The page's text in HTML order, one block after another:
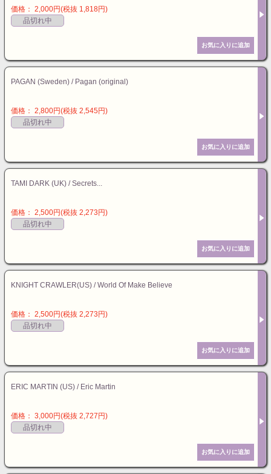
価格： 2,000円(税抜 1,818円)
品切れ中
PAGAN (Sweden) / Pagan (original)
価格： 2,800円(税抜 2,545円)
品切れ中
TAMI DARK (UK) / Secrets...
価格： 2,500円(税抜 2,273円)
品切れ中
KNIGHT CRAWLER(US) / World Of Make Believe
価格： 2,500円(税抜 2,273円)
品切れ中
ERIC MARTIN (US) / Eric Martin
価格： 3,000円(税抜 2,727円)
品切れ中